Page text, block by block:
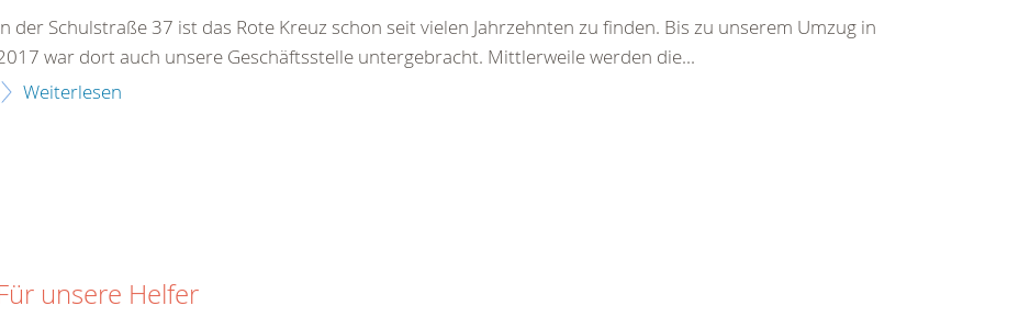
der Schulstraße 37 ist das Rote Kreuz schon seit vielen Jahrzehnten zu finden. Bis zu unserem Umzug in
war dort auch unsere Geschäftsstelle untergebracht. Mittlerweile werden die...
Weiterlesen
unsere Helfer